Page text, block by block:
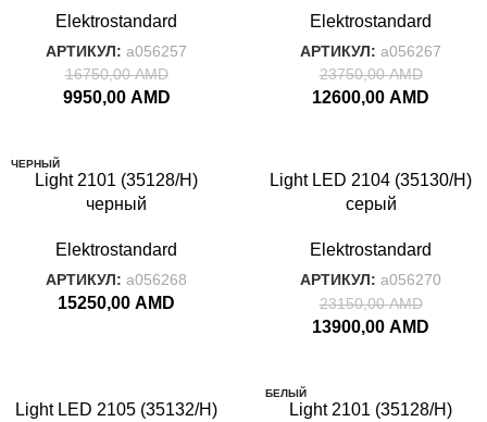
Elektrostandard
АРТИКУЛ: a056257
16750,00AMD
9950,00 AMD
Elektrostandard
АРТИКУЛ: a056267
23750,00AMD
12600,00 AMD
ЧЕРНЫЙ
Light 2101 (35128/H)
черный
Elektrostandard
АРТИКУЛ: a056268
15250,00 AMD
Light LED 2104 (35130/H)
серый
Elektrostandard
АРТИКУЛ: a056270
23150,00AMD
13900,00 AMD
Light LED 2105 (35132/H)
БЕЛЫЙ
Light 2101 (35128/H)